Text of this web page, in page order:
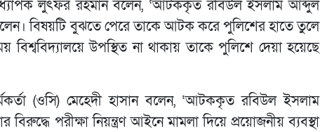
অধ্যাপক লুৎফর রহমান বলেন, ‘আটককৃত রবিউল ইসলাম আব্দুল
বিষয়টি বুঝতে পেরে তাকে আটক করে পুলিশের হাতে তুলে
উপস্থিত না থাকায় তাকে পুলিশে দেয়া হয়েছে
(ওসি) মেহেদী হাসান বলেন, ‘আটককৃত রবিউল ইসলাম
বিরুদ্ধে পরীক্ষা নিয়ন্ত্রণ আইনে মামলা দিয়ে প্রয়োজনীয় ব্যবস্থা